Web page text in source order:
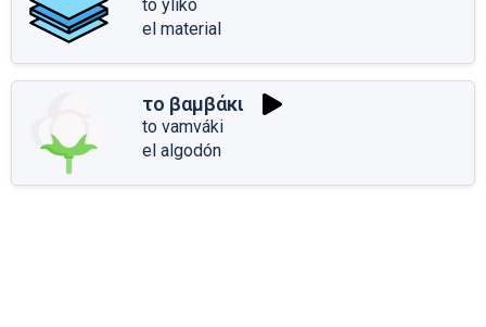
to ylikó
el material
το βαμβάκι
to vamváki
el algodón